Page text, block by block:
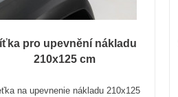
pro upevnění nákladu
210x125 cm
na upevnenie nákladu 210x125